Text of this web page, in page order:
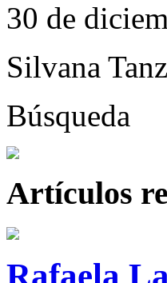
30 de
Silvana
Búsqueda
Artículos
Rafaela